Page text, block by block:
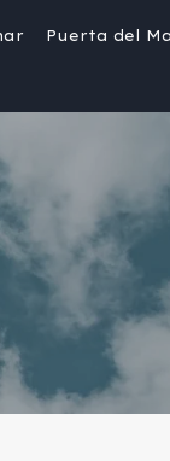
Puerta del